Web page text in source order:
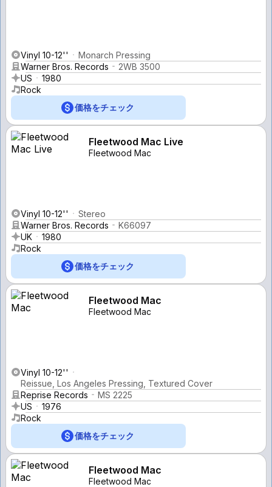
Vinyl 10-12''
Monarch Pressing
Warner Bros. Records
2WB 3500
US
1980
Rock
価格をチェック
Fleetwood Mac Live
Fleetwood Mac
Vinyl 10-12''
Stereo
Warner Bros. Records
K66097
UK
1980
Rock
価格をチェック
Fleetwood Mac
Fleetwood Mac
Vinyl 10-12''
Reissue, Los Angeles Pressing, Textured Cover
Reprise Records
MS 2225
US
1976
Rock
価格をチェック
Fleetwood Mac
Fleetwood Mac